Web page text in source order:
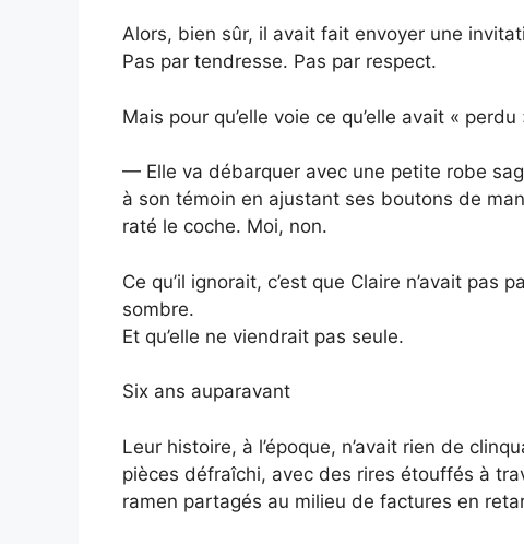
Alors, bien sûr, il avait fait envoyer une
Pas par tendresse. Pas par respect.
Mais pour qu’elle voie ce qu’elle avait « perdu
— Elle va débarquer avec une petite robe
à son témoin en ajustant ses boutons de
raté le coche. Moi, non.
Ce qu’il ignorait, c’est que Claire n’avait
sombre.
Et qu’elle ne viendrait pas seule.
Six ans auparavant
Leur histoire, à l’époque, n’avait rien de
pièces défraîchi, avec des rires étouffés à
ramen partagés au milieu de factures en